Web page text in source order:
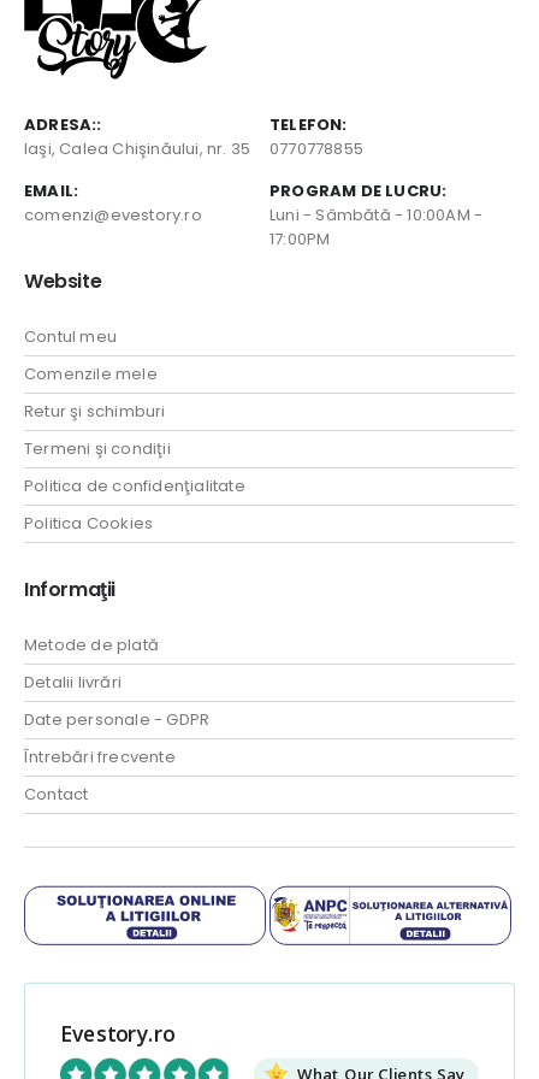
ADRESA::
Iaşi, Calea Chişinăului, nr. 35
TELEFON:
0770778855
EMAIL:
comenzi@evestory.ro
PROGRAM DE LUCRU:
Luni - Sâmbătă - 10:00AM -
17:00PM
Website
Contul meu
Comenzile mele
Retur şi schimburi
Termeni şi condiţii
Politica de confidenţialitate
Politica Cookies
Informaţii
Metode de plată
Detalii livrări
Date personale - GDPR
Întrebări frecvente
Contact
Evestory.ro
What Our Clients Say